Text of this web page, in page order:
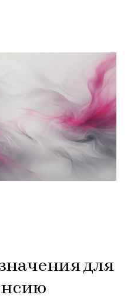
для